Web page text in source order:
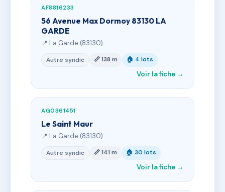
AF8816233
56 Avenue Max Dormoy 83130 LA
GARDE
📍 La Garde (83130)
Autre syndic 📏 138 m 🏠 4 lots
Voir la fiche →
AG0361451
Le Saint Maur
📍 La Garde (83130)
Autre syndic 📏 141 m 🏠 30 lots
Voir la fiche →